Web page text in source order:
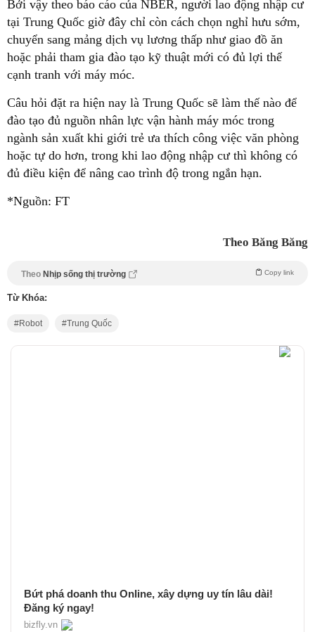
Bởi vậy theo báo cáo của NBER, người lao động nhập cư
tại Trung Quốc giờ đây chỉ còn cách chọn nghỉ hưu sớm,
chuyển sang mảng dịch vụ lương thấp như giao đồ ăn
hoặc phải tham gia đào tạo kỹ thuật mới có đủ lợi thế
cạnh tranh với máy móc.
Câu hỏi đặt ra hiện nay là Trung Quốc sẽ làm thế nào để
đào tạo đủ nguồn nhân lực vận hành máy móc trong
ngành sản xuất khi giới trẻ ưa thích công việc văn phòng
hoặc tự do hơn, trong khi lao động nhập cư thì không có
đủ điều kiện để nâng cao trình độ trong ngắn hạn.
*Nguồn: FT
Theo Băng Băng
Theo Nhịp sống thị trường Copy link
Từ Khóa:
Robot Trung Quốc
Bứt phá doanh thu Online, xây dựng uy tín lâu dài!
Đăng ký ngay!
bizfly.vn